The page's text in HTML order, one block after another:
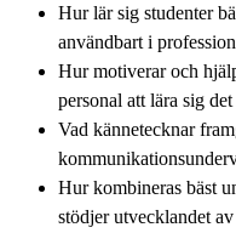
Hur lär sig studenter
användbart i
Hur motiverar och
personal att lära sig
Vad kännetecknar
Hur kombineras bäst
stödjer utvecklandet